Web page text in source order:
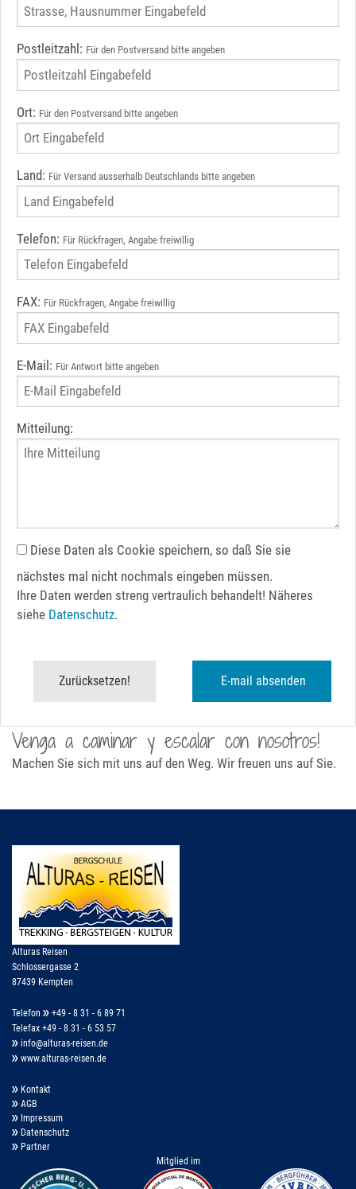
Postleitzahl: Für den Postversand bitte angeben
Ort: Für den Postversand bitte angeben
Land: Für Versand ausserhalb Deutschlands bitte angeben
Telefon: Für Rückfragen, Angabe freiwillig
FAX: Für Rückfragen, Angabe freiwillig
E-Mail: Für Antwort bitte angeben
Mitteilung:
Diese Daten als Cookie speichern, so daß Sie sie
nächstes mal nicht nochmals eingeben müssen.
Ihre Daten werden streng vertraulich behandelt! Näheres
siehe Datenschutz.
Venga a caminar y escalar con nosotros!
Machen Sie sich mit uns auf den Weg. Wir freuen uns auf Sie.
Alturas Reisen
Schlossergasse 2
87439 Kempten
Telefon
+49 - 8 31 - 6 89 71
Telefax +49 - 8 31 - 6 53 57
info@alturas-reisen.de
www.alturas-reisen.de
Kontakt
AGB
Impressum
Datenschutz
Partner
Mitglied im